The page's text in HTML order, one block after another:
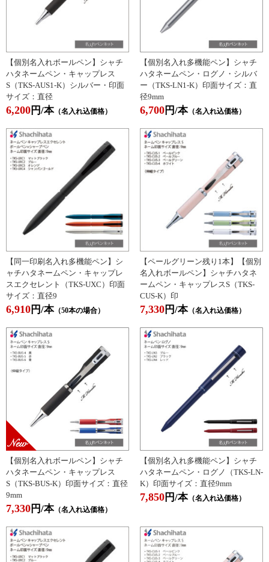
【個別名入れボールペン】シャチ
ハタネームペン・キャップレス
S（TKS-AUS1-K）シルバー・印面
サイズ：直径
6,200円/本（名入れ込価格）
【個別名入れ多機能ペン】シャチ
ハタネームペン・ログノ・シルバ
ー（TKS-LN1-K）印面サイズ：直
径9mm
6,700円/本（名入れ込価格）
【同一印刷名入れ多機能ペン】シ
ャチハタネームペン・キャップレ
スエクセレント（TKS-UXC）印面
サイズ：直径9
6,910円/本（50本の場合）
【ペールグリーン残り1本】【個別
名入れボールペン】シャチハタネ
ームペン・キャップレスS（TKS-
CUS-K）印
7,330円/本（名入れ込価格）
【個別名入れボールペン】シャチ
ハタネームペン・キャップレス
S（TKS-BUS-K）印面サイズ：直径
9mm
7,330円/本（名入れ込価格）
【個別名入れ多機能ペン】シャチ
ハタネームペン・ログノ（TKS-LN-
K）印面サイズ：直径9mm
7,850円/本（名入れ込価格）